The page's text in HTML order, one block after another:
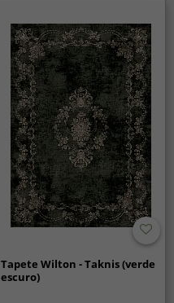
Tapete Wilton - Taknis (verde
escuro)